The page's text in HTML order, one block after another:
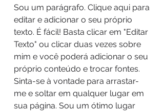
Sou um parágrafo. Clique aqui para
editar e adicionar o seu próprio
texto. É fácil! Basta clicar em "Editar
Texto" ou clicar duas vezes sobre
mim e você poderá adicionar o seu
próprio conteúdo e trocar fontes.
Sinta-se à vontade para arrastar-
me e soltar em qualquer lugar em
sua página. Sou um ótimo lugar